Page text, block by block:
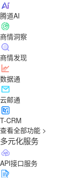
腾道AI
商情洞察
商情发现
数据通
云邮通
T-CRM
查看全部功能 >
多元化服务
API接口服务